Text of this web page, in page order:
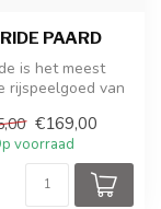
PAARD
is het meest
rijspeelgoed van
op jou...€169,00
voorraad